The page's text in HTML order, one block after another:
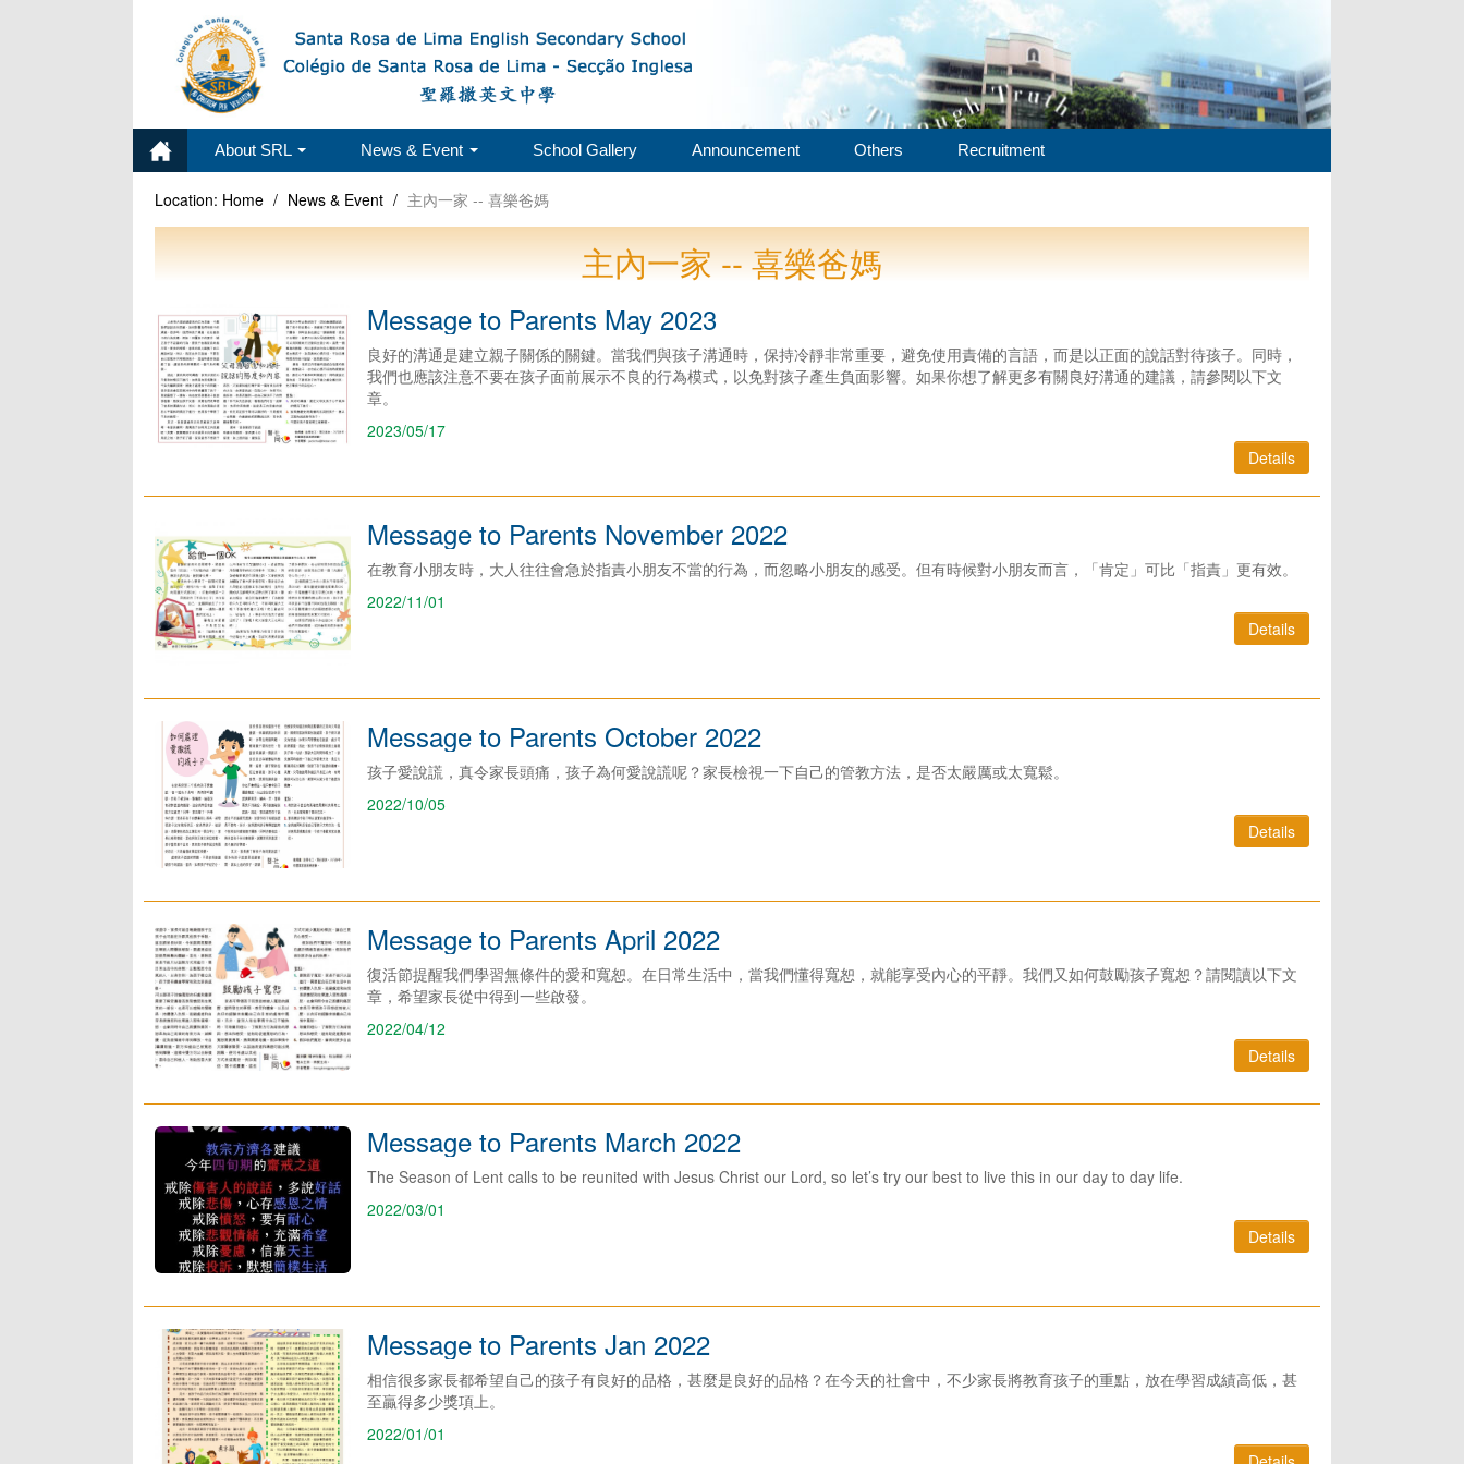
About SRL News & Event School Gallery Announcement Others Recruitment
Location: Home / News & Event / 主內一家 -- 喜樂爸媽
主內一家 -- 喜樂爸媽
Message to Parents May 2023
良好的溝通是建立親子關係的關鍵。當我們與孩子溝通時，保持冷靜非常重要，避免使用責備的言語，而是以正面的說話對待孩子。同時，
我們也應該注意不要在孩子面前展示不良的行為模式，以免對孩子產生負面影響。如果你想了解更多有關良好溝通的建議，請參閱以下文
章。
2023/05/17
Details
Message to Parents November 2022
在教育小朋友時，大人往往會急於指責小朋友不當的行為，而忽略小朋友的感受。但有時候對小朋友而言，「肯定」可比「指責」更有效。
2022/11/01
Details
Message to Parents October 2022
孩子愛說謊，真令家長頭痛，孩子為何愛說謊呢？家長檢視一下自己的管教方法，是否太嚴厲或太寬鬆。
2022/10/05
Details
Message to Parents April 2022
復活節提醒我們學習無條件的愛和寬恕。在日常生活中，當我們懂得寬恕，就能享受內心的平靜。我們又如何鼓勵孩子寬恕？請閱讀以下文
章，希望家長從中得到一些啟發。
2022/04/12
Details
Message to Parents March 2022
The Season of Lent calls to be reunited with Jesus Christ our Lord, so let’s try our best to live this in our day to day life.
2022/03/01
Details
Message to Parents Jan 2022
相信很多家長都希望自己的孩子有良好的品格，甚麼是良好的品格？在今天的社會中，不少家長將教育孩子的重點，放在學習成績高低，甚
至贏得多少獎項上。
2022/01/01